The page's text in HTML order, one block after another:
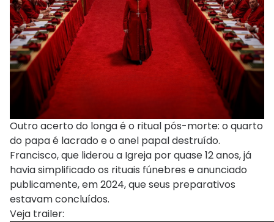
Outro acerto do longa é o ritual pós-morte: o quarto
do papa é lacrado e o anel papal destruído.
Francisco, que liderou a Igreja por quase 12 anos, já
havia simplificado os rituais fúnebres e anunciado
publicamente, em 2024, que seus preparativos
estavam concluídos.
Veja trailer: